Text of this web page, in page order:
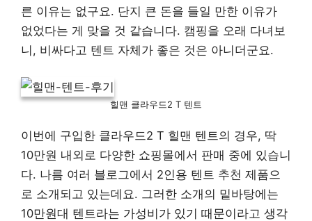
른 이유는 없구요. 단지 큰 돈을 들일 만한 이유가
없었다는 게 맞을 것 같습니다. 캠핑을 오래 다녀보
니, 비싸다고 텐트 자체가 좋은 것은 아니더군요.
힐맨 클라우드2 T 텐트
이번에 구입한 클라우드2 T 힐맨 텐트의 경우, 딱
10만원 내외로 다양한 쇼핑몰에서 판매 중에 있습니
다. 나름 여러 블로그에서 2인용 텐트 추천 제품으
로 소개되고 있는데요. 그러한 소개의 밑바탕에는
10만원대 텐트라는 가성비가 있기 때문이라고 생각